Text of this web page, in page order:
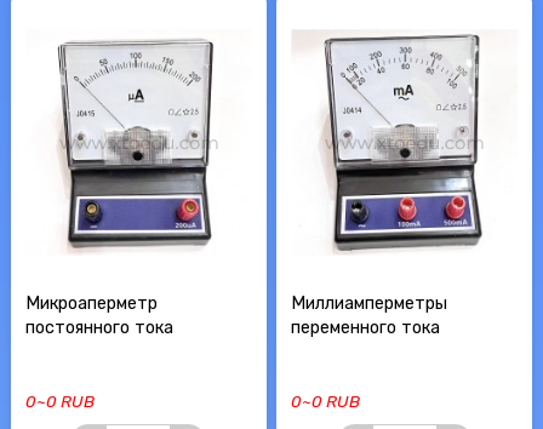
Микроаперметр
постоянного тока
0~0 RUB
Миллиамперметры
переменного тока
0~0 RUB